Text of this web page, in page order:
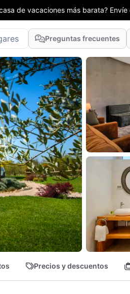
de vacaciones más barata?
Preguntas frecuentes
Precios y descuentos